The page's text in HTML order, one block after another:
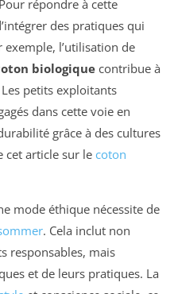
répondre à cette
des pratiques qui
exemple, l’utilisation de
biologique contribue à
petits exploitants
dans cette voie en
grâce à des cultures
cet article sur le coton
mode éthique nécessite de
. Cela inclut non
responsables, mais
et de leurs pratiques. La